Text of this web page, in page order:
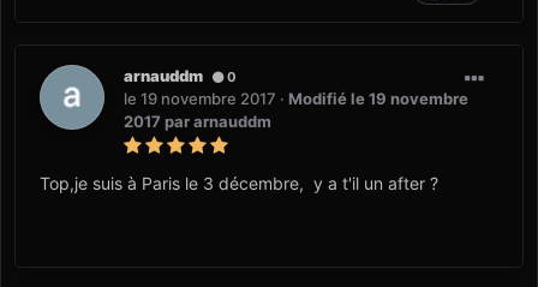
arnauddm 0
le 19 novembre 2017 · Modifiéle 19 novembre
2017 par arnauddm
Top,je suis à Paris le 3 décembre, y a t'il un after ?